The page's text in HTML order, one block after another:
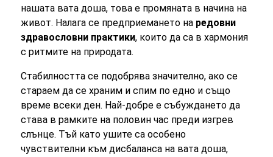
нашата вата доша, това е промяната в начина на
живот. Налага се предприемането на редовни
здравословни практики, които да са в хармония
с ритмите на природата.
Стабилността се подобрява значително, ако се
стараем да се храним и спим по едно и също
време всеки ден. Най-добре е събуждането да
става в рамките на половин час преди изгрев
слънце. Тъй като ушите са особено
чувствителни към дисбаланса на вата доша,